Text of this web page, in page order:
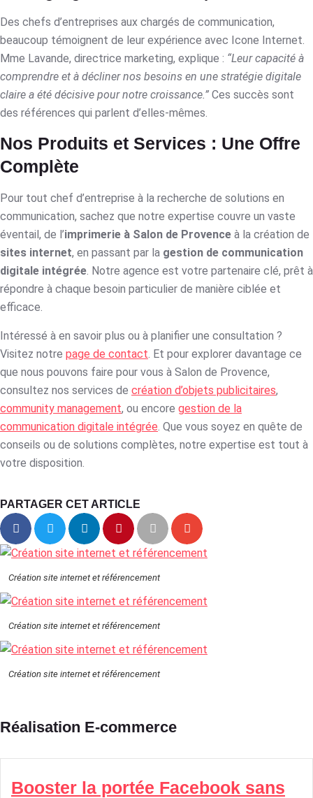
Des chefs d’entreprises aux chargés de communication,
beaucoup témoignent de leur expérience avec Icone Internet.
Mme Lavande, directrice marketing, explique : “Leur capacité à
comprendre et à décliner nos besoins en une stratégie digitale
claire a été décisive pour notre croissance.” Ces succès sont
des références qui parlent d’elles-mêmes.
Nos Produits et Services : Une Offre
Complète
Pour tout chef d’entreprise à la recherche de solutions en
communication, sachez que notre expertise couvre un vaste
éventail, de l’imprimerie à Salon de Provence à la création de
sites internet, en passant par la gestion de communication
digitale intégrée. Notre agence est votre partenaire clé, prêt à
répondre à chaque besoin particulier de manière ciblée et
efficace.
Intéressé à en savoir plus ou à planifier une consultation ?
Visitez notre page de contact . Et pour explorer davantage ce
que nous pouvons faire pour vous à Salon de Provence,
consultez nos services de création d’objets publicitaires,
community management, ou encore gestion de la
communication digitale intégrée . Que vous soyez en quête de
conseils ou de solutions complètes, notre expertise est tout à
votre disposition.
PARTAGER CET ARTICLE
Création site internet et référencement
Création site internet et référencement
Création site internet et référencement
Réalisation E-commerce
Booster la portée Facebook sans